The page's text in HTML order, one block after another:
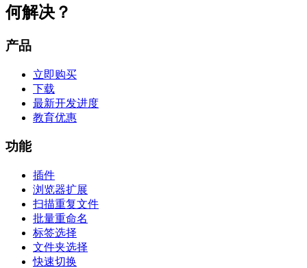
何解决？
产品
立即购买
下载
最新开发进度
教育优惠
功能
插件
浏览器扩展
扫描重复文件
批量重命名
标签选择
文件夹选择
快速切换